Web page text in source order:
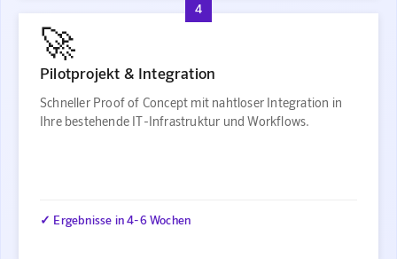
4
🚀
Pilotprojekt & Integration
Schneller Proof of Concept mit nahtloser Integration in
Ihre bestehende IT-Infrastruktur und Workflows.
✓ Ergebnisse in 4-6 Wochen